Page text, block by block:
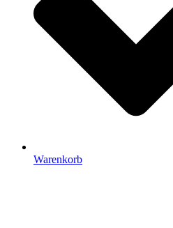
Warenkorb